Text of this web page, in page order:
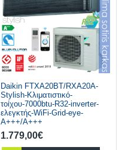
Daikin FTXA20BT/RXA20A-
Stylish-Κλιματιστικό-
τοίχου-7000btu-R32-inverter-
ελεγκτής-WiFi-Grid-eye-
A+++/A+++
1.779,00€